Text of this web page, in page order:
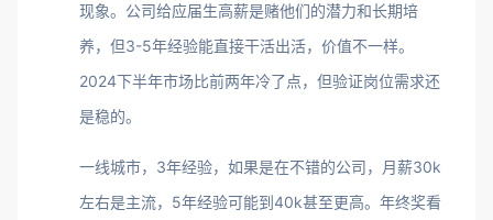
现象。公司给应届生高薪是赌他们的潜力和长期培
养，但3-5年经验能直接干活出活，价值不一样。
2024下半年市场比前两年冷了点，但验证岗位需求还
是稳的。
一线城市，3年经验，如果是在不错的公司，月薪30k
左右是主流，5年经验可能到40k甚至更高。年终奖看